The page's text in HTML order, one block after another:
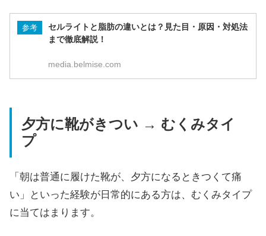
参考
セルライトと脂肪の違いとは？見た目・原因・対処法
まで徹底解説！
media.belmise.com
夕方に靴がきつい → むくみタイ
プ
「朝は普通に履けた靴が、夕方になるときつくて痛
い」といった経験が日常的にある方は、むくみタイプ
に当てはまります。